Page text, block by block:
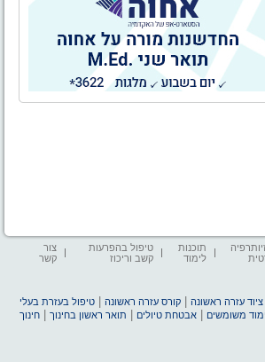
תוכנות
לימוד
טיפול בהפרעות
קשב וריכוז
צור
קשר
|ציוד עזרה ראשונה |קורס עזרה ראשונה |טיפול בעזרת בעלי
משומשים |אבטחת טיולים תואר ראשון בחינוך |חינוך